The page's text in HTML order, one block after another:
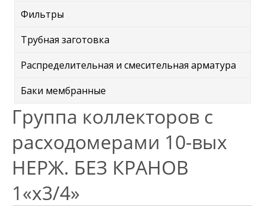
Фильтры
Трубная заготовка
Распределительная и смесительная арматура
Баки мембранные
Группа коллекторов с
расходомерами 10-вых
НЕРЖ. БЕЗ КРАНОВ
1«x3/4»